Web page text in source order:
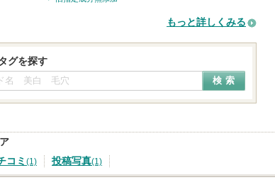
もっと詳しくみる
グを探す
コミ (1) 投稿写真(1)